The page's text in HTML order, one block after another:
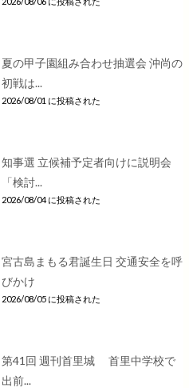
夏の甲子園組み合わせ抽選会 沖尚の
初戦は...
2026/08/01 に投稿された
知事選 立候補予定者向けに説明会
「検討...
2026/08/04 に投稿された
宮古島まもる君誕生日 交通安全を呼
びかけ
2026/08/05 に投稿された
第41回 週刊首里城 首里中学校で
出前...